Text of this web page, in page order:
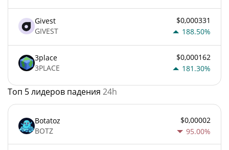
Givest
GIVEST
$0,000331
188.50%
3place
3PLACE
$0,000162
181.30%
Топ 5 лидеров падения 24h
Botatoz
BOTZ
$0,00002
95.00%